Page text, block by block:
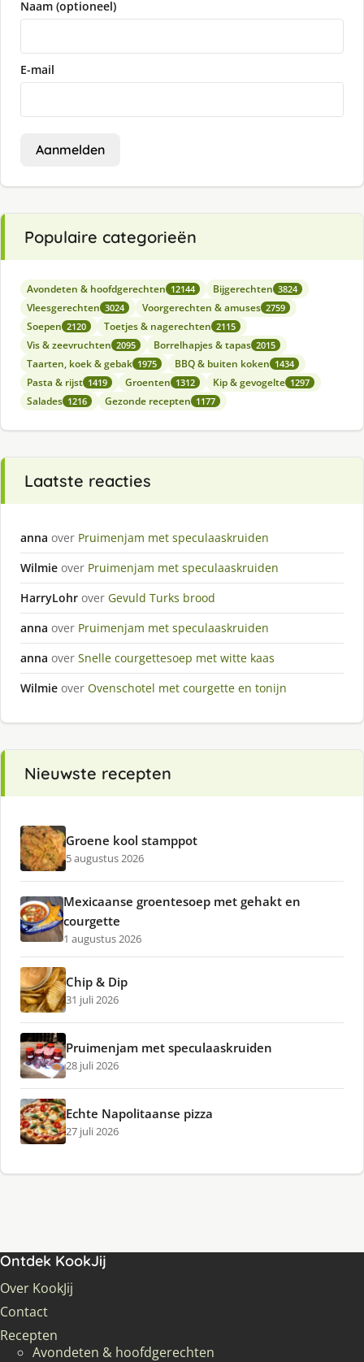
Naam (optioneel)
E-mail
Aanmelden
Populaire categorieën
Avondeten & hoofdgerechten 12144 Bijgerechten 3824
Vleesgerechten 3024 Voorgerechten & amuses 2759
Soepen 2120 Toetjes & nagerechten 2115
Vis & zeevruchten 2095 Borrelhapjes & tapas 2015
Taarten, koek & gebak 1975 BBQ & buiten koken 1434
Pasta & rijst 1419 Groenten 1312 Kip & gevogelte 1297
Salades 1216 Gezonde recepten 1177
Laatste reacties
anna over Pruimenjam met speculaaskruiden
Wilmie over Pruimenjam met speculaaskruiden
HarryLohr over Gevuld Turks brood
anna over Pruimenjam met speculaaskruiden
anna over Snelle courgettesoep met witte kaas
Wilmie over Ovenschotel met courgette en tonijn
Nieuwste recepten
Groene kool stamppot
5 augustus 2026
Mexicaanse groentesoep met gehakt en
courgette
1 augustus 2026
Chip & Dip
31 juli 2026
Pruimenjam met speculaaskruiden
28 juli 2026
Echte Napolitaanse pizza
27 juli 2026
Ontdek KookJij
Over KookJij
Contact
Recepten
Avondeten & hoofdgerechten